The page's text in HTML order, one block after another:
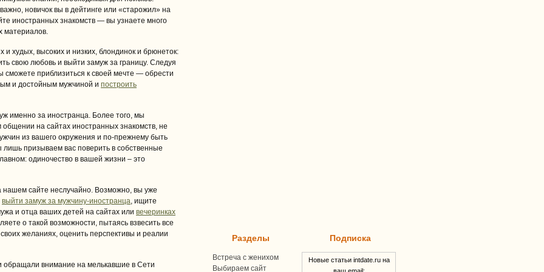
новичок вы в дейтинге или «старожил» на
иностранных знакомств — вы узнаете много
материалов.
худых, высоких и низких, блондинок и брюнеток:
свою любовь и выйти замуж за границу. Следуя
сможете приблизиться к своей мечте — обрести
и достойным мужчиной и построить
именно за иностранца. Более того, мы
на сайтах иностранных знакомств, не
из вашего окружения и по-прежнему быть
призываем вас поверить в собственные
одиночество в вашей жизни – это
сайте неслучайно. Возможно, вы уже
выйти замуж за мужчину-иностранца, ищите
и отца ваших детей на сайтах или вечеринках
о такой возможности, пытаясь взвесить все
желаниях, оценить перспективы и реалии
обращали внимание на мелькавшие в Сети
Разделы
Встреча с женихом
Выбираем сайт
Подписка
Новые статьи intdate.ru на